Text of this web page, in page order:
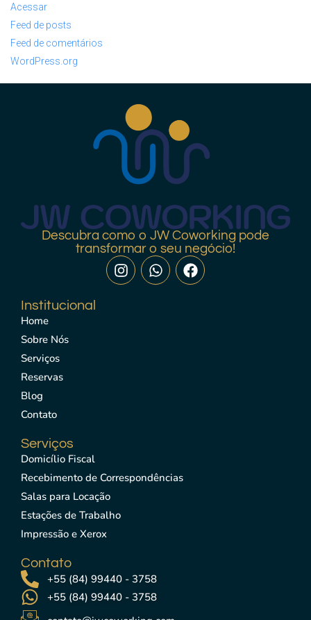
Acessar
Feed de posts
Feed de comentários
WordPress.org
Descubra como o JW Coworking pode
transformar o seu negócio!
Institucional
Home
Sobre Nós
Serviços
Reservas
Blog
Contato
Serviços
Domicílio Fiscal
Recebimento de Correspondências
Salas para Locação
Estações de Trabalho
Impressão e Xerox
Contato
+55 (84) 99440 - 3758
+55 (84) 99440 - 3758